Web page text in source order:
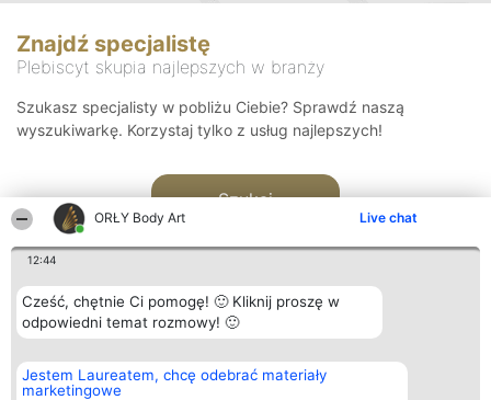
ORŁY Body Art Live chat
12:44
Cześć, chętnie Ci pomogę! 🙂 Kliknij proszę w
odpowiedni temat rozmowy! 🙂
Jestem Laureatem, chcę odebrać materiały
marketingowe
Znajdź specjalistę
Plebiscyt skupia najlepszych w branży
Szukasz specjalisty w pobliżu Ciebie? Sprawdź naszą
wyszukiwarkę. Korzystaj tylko z usług najlepszych!
Szukaj
Organizator plebiscytu
Bright Side Solutions sp. z o.
o. sp. k.
Plebiscyt
Laureaci
Kontakt
Kontakt